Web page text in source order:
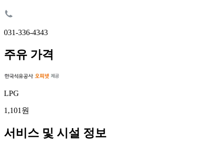
031-336-4343
주유 가격
LPG
1,101원
서비스 및 시설 정보